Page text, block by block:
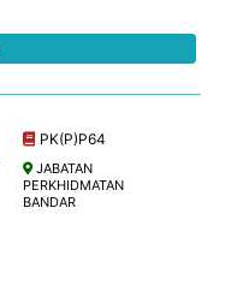
PK(P)P64
JABATAN
PERKHIDMATAN
BANDAR